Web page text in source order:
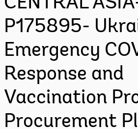
P175895-
Emergency
Response and
Vaccination
Procurement